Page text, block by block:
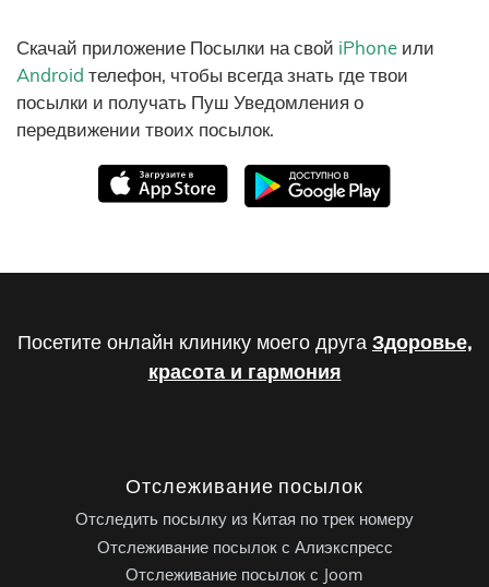
Скачай приложение Посылки на свой iPhone или
Android телефон, чтобы всегда знать где твои
посылки и получать Пуш Уведомления о
передвижении твоих посылок.
Посетите онлайн клинику моего друга Здоровье,
красота и гармония
Отслеживание посылок
Отследить посылку из Китая по трек номеру
Отслеживание посылок с Алиэкспресс
Отслеживание посылок с Joom